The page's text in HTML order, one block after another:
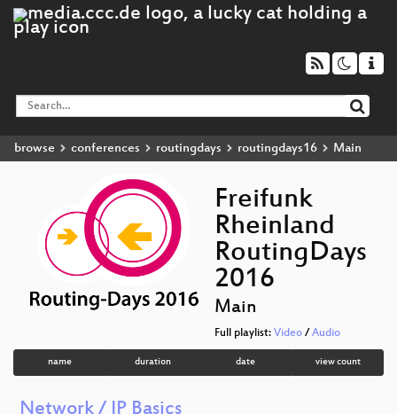
browse conferences routingdays routingdays16 Main
Freifunk
Rheinland
RoutingDays
2016
Main
Full playlist:Video /Audio
name duration date view count